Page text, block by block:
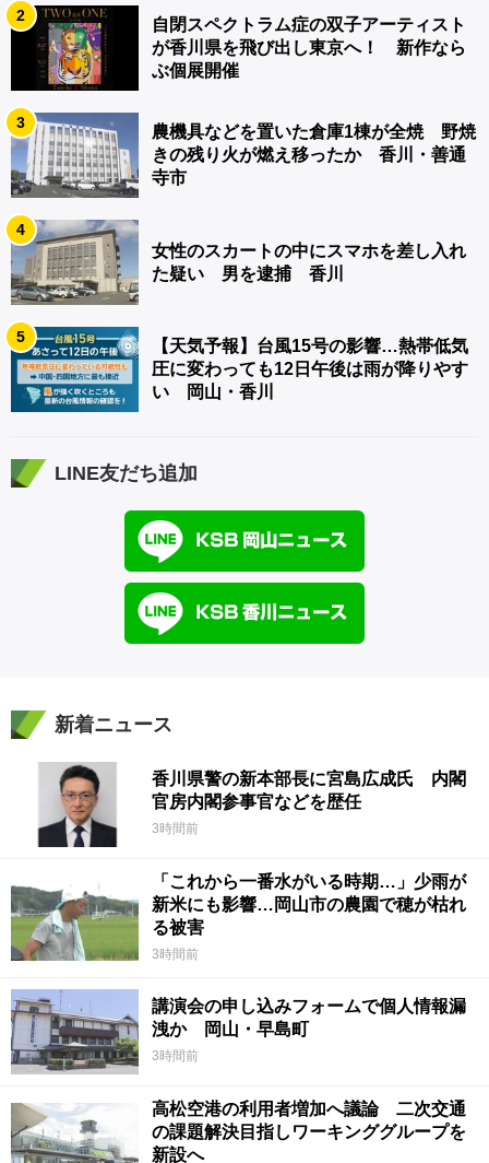
2
自閉スペクトラム症の双子アーティスト
が香川県を飛び出し東京へ！ 新作なら
ぶ個展開催
3
農機具などを置いた倉庫1棟が全焼 野焼
きの残り火が燃え移ったか 香川・善通
寺市
4
女性のスカートの中にスマホを差し入れ
た疑い 男を逮捕 香川
5
【天気予報】台風15号の影響…熱帯低気
圧に変わっても12日午後は雨が降りやす
い 岡山・香川
LINE友だち追加
新着ニュース
香川県警の新本部長に宮島広成氏 内閣
官房内閣参事官などを歴任
3時間前
「これから一番水がいる時期…」少雨が
新米にも影響…岡山市の農園で穂が枯れ
る被害
3時間前
講演会の申し込みフォームで個人情報漏
洩か 岡山・早島町
3時間前
高松空港の利用者増加へ議論 二次交通
の課題解決目指しワーキンググループを
新設へ